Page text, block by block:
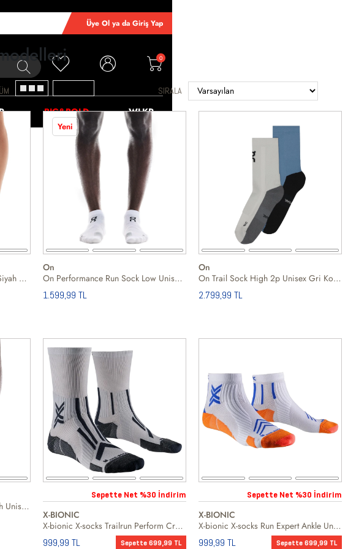
Üye Ol ya da Giriş Yap
0
BIG&BOLD WLKR
SIRALA
On Trail Sock High 2p Unisex Siyah Çorap
Yeni
On
On Performance Run Sock Low Unisex Beyaz Koşu Çorabı
1.599,99 TL
On
On Trail Sock High 2p Unisex Gri Koşu Çorabı
2.799,99 TL
On Performance Run Sock High Unisex Siyah Koşu Çorabı
Sepette Net %30 İndirim
X-BIONIC
X-bionic X-socks Trailrun Perform Crew Unisex Koşu Çorabı
999,99 TL Sepette 699,99 TL
Sepette Net %30 İndirim
X-BIONIC
X-bionic X-socks Run Expert Ankle Unisex Koşu Çorabı
999,99 TL Sepette 699,99 TL